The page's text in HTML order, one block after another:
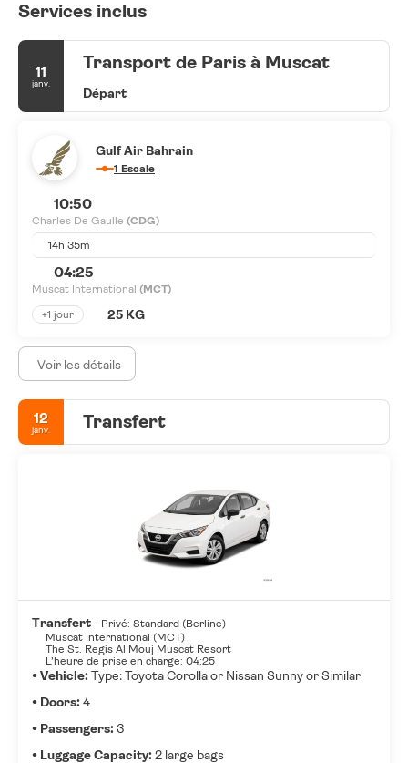
Services inclus
11
janv.
Transport de Paris à Muscat
Départ
Gulf Air Bahrain
1 Escale
10:50
Charles De Gaulle (CDG)
14h 35m
04:25
Muscat International (MCT)
+1 jour
25 KG
Voir les détails
12
janv. Transfert
Transfert - Privé: Standard (Berline)
Muscat International (MCT)
The St. Regis Al Mouj Muscat Resort
L’heure de prise en charge: 04:25
• Vehicle:Type: Toyota Corolla or Nissan Sunny or Similar
• Doors:4
• Passengers:3
• Luggage Capacity:2 large bags